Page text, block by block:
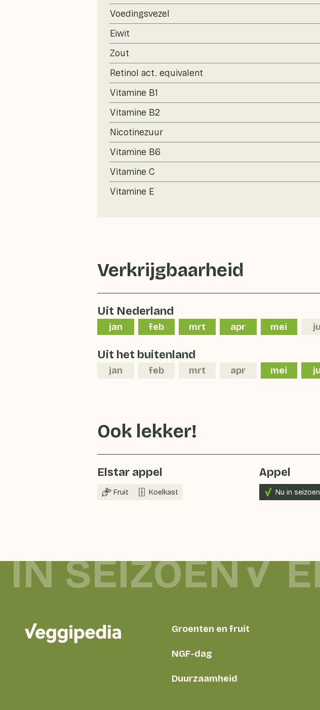
Voedingsvezel
Eiwit
Zout
Retinol act. equivalent
Vitamine B1
Vitamine B2
Nicotinezuur
Vitamine B6
Vitamine C
Vitamine E
Verkrijgbaarheid
Uit Nederland
jan feb mrt apr mei
Uit het buitenland
jan feb mrt apr mei
Ook lekker!
Elstar appel
Fruit Koelkast
Appel
Nu in seizoen
SEIZOEN
Groenten en fruit
NGF-dag
Duurzaamheid